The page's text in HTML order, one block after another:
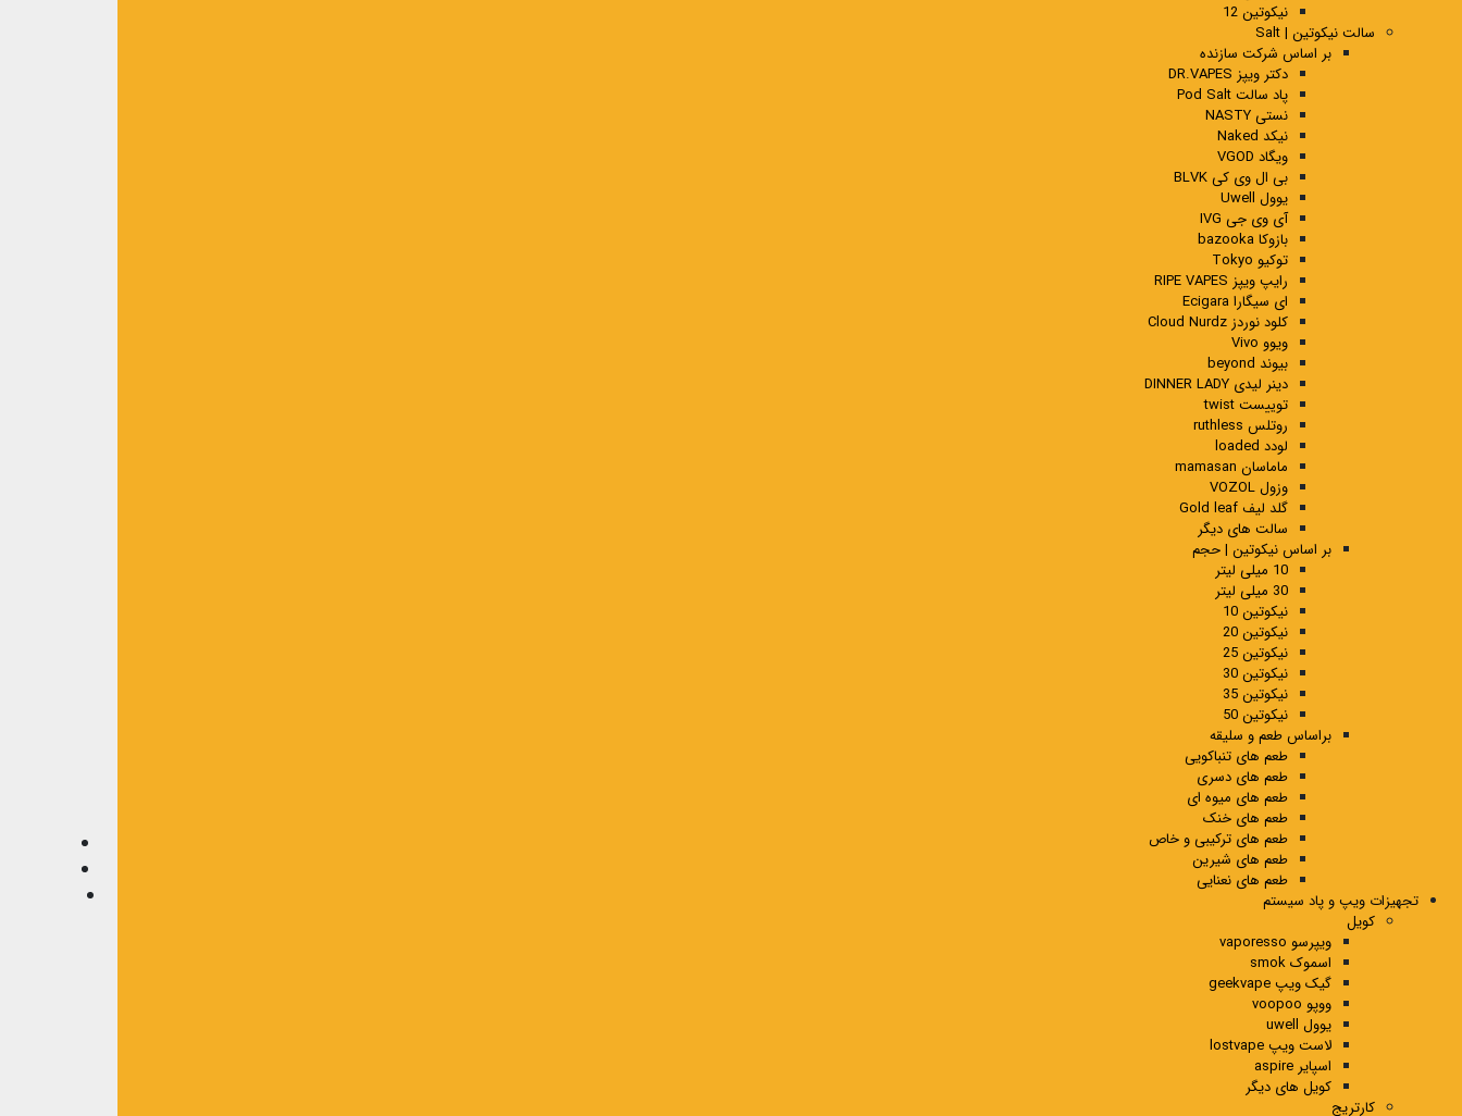
نیکوتین 12
سالت نیکوتین | Salt
بر اساس شرکت سازنده
دکتر ویپز DR.VAPES
پاد سالت Pod Salt
نستی NASTY
نیکد Naked
ویگاد VGOD
بی ال وی کی BLVK
یوول Uwell
آی وی جی IVG
بازوکا bazooka
توکیو Tokyo
رایپ ویپز RIPE VAPES
ای سیگارا Ecigara
کلود نوردز Cloud Nurdz
ویوو Vivo
بیوند beyond
دینر لیدی DINNER LADY
توییست twist
روتلس ruthless
لودد loaded
ماماسان mamasan
وزول VOZOL
گلد لیف Gold leaf
سالت های دیگر
بر اساس نیکوتین | حجم
10 میلی لیتر
30 میلی لیتر
نیکوتین 10
نیکوتین 20
نیکوتین 25
نیکوتین 30
نیکوتین 35
نیکوتین 50
براساس طعم و سلیقه
طعم های تنباکویی
طعم های دسری
طعم های میوه ای
طعم های خنک
طعم های ترکیبی و خاص
طعم های شیرین
طعم های نعنایی
تجهیزات ویپ و پاد سیستم
کویل
ویپرسو vaporesso
اسموک smok
گیک ویپ geekvape
ووپو voopoo
یوول uwell
لاست ویپ lostvape
اسپایر aspire
کویل های دیگر
کارتریج